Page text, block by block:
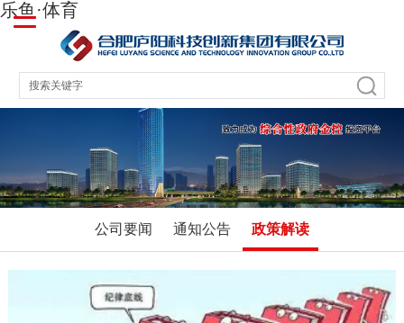
乐鱼·体育
公司要闻 通知公告 政策解读